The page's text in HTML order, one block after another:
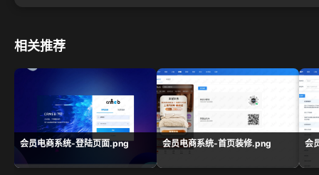
相关推荐
会员电商系统-登陆页面.png 会员电商系统-首页装修.png 会